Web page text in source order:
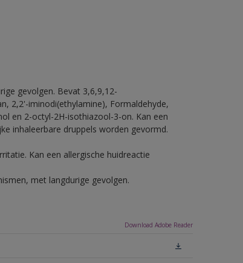
gevolgen. Bevat 3,6,9,12-
2,2'-iminodi(ethylamine), Formaldehyde,
en 2-octyl-2H-isothiazool-3-on. Kan een
inhaleerbare druppels worden gevormd.
Kan een allergische huidreactie
met langdurige gevolgen.
Download Adobe Reader